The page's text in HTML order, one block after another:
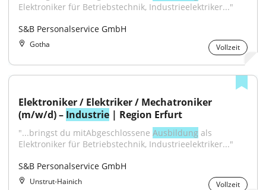
Elektroniker für Betriebstechnik, Industrieelektriker..."
S&B Personalservice GmbH
Gotha Vollzeit
Elektroniker / Elektriker / Mechatroniker
(m/w/d) – Industrie | Region Erfurt
"...bringst du mitAbgeschlossene Ausbildung als
Elektroniker für Betriebstechnik, Industrieelektriker..."
S&B Personalservice GmbH
Unstrut-Hainich Vollzeit